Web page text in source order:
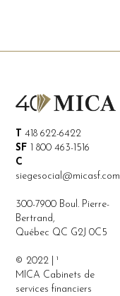
T 418 622-6422
SF 1 800 463-1516
C
siegesocial@micasf.com
300-7900 Boul. Pierre-
Bertrand,
Québec QC G2J 0C5
© 2022 | ¹
MICA Cabinets de
services financiers